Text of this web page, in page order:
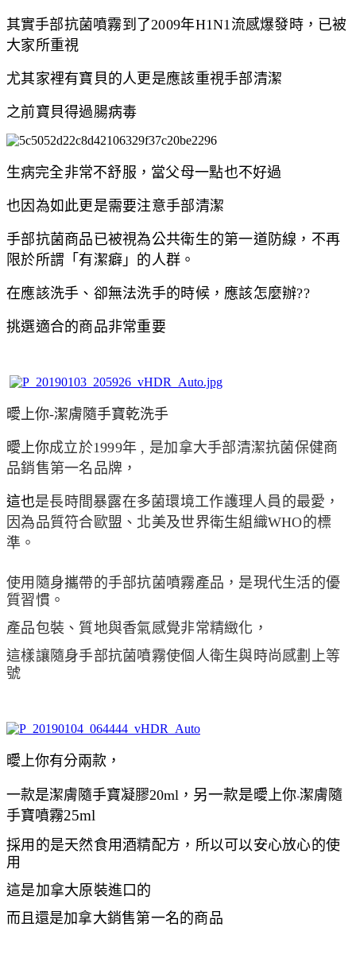
其實手部抗菌噴霧到了2009年H1N1流感爆發時，已被
大家所重視
尤其家裡有寶貝的人更是應該重視手部清潔
之前寶貝得過腸病毒
生病完全非常不舒服，當父母一點也不好過
也因為如此更是需要注意手部清潔
手部抗菌商品已被視為公共衛生的第一道防線，不再
限於所謂「有潔癖」的人群。
在應該洗手、卻無法洗手的時候，應該怎麼辦??
挑選適合的商品非常重要
曖上你-潔膚隨手寶乾洗手
曖上你成立於1999年 , 是加拿大手部清潔抗菌保健商
品銷售第一名品牌，
這也是長時間暴露在多菌環境工作護理人員的最愛，
因為品質符合歐盟、北美及世界衛生組織WHO的標
準。
使用隨身攜帶的手部抗菌噴霧產品，是現代生活的優
質習慣。
產品包裝、質地與香氣感覺非常精緻化，
這樣讓隨身手部抗菌噴霧使個人衛生與時尚感劃上等
號
曖上你有分兩款，
一款是潔膚隨手寶凝膠20ml， 另一款是曖上你-潔膚隨
手寶噴霧25ml
採用的是天然食用酒精配方，所以可以安心放心的使
用
這是加拿大原裝進口的
而且還是加拿大銷售第一名的商品